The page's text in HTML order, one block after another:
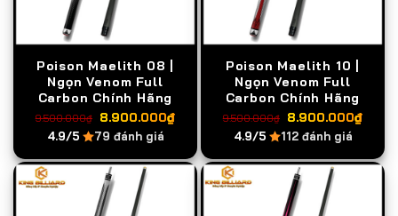
Poison Maelith 08 |
Ngọn Venom Full
Carbon Chính Hãng
9.500.000₫ Giá
gốc
là:
9.500.000₫.
8.900.000₫Giá
tại
là:
8.900.000₫.
4.9/5 79 đánh giá
Poison Maelith 10 |
Ngọn Venom Full
Carbon Chính Hãng
9.500.000₫ Giá
gốc
là:
9.500.000₫.
8.900.000₫Giá
tại
là:
4.9/5 112 đánh giá